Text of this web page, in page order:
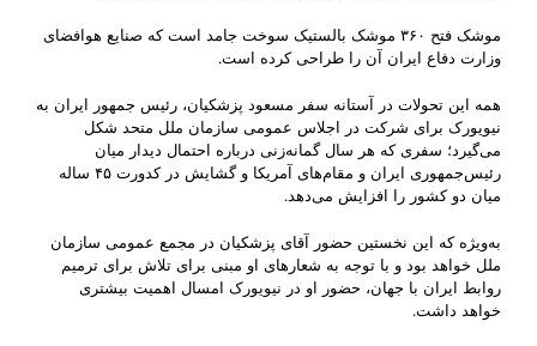
موشک فتح ۳۶۰ موشک بالستیک سوخت جامد است که صنایع هوافضای
وزارت دفاع ایران آن را طراحی کرده است.
همه این تحولات در آستانه سفر مسعود پزشکیان، رئیس جمهور ایران به
نیویورک برای شرکت در اجلاس عمومی سازمان ملل متحد شکل
می‌گیرد؛ سفری که هر سال گمانه‌زنی درباره احتمال دیدار میان
رئیس‌جمهوری ایران و مقام‌های آمریکا و گشایش در کدورت ۴۵ ساله
میان دو کشور را افزایش می‌دهد.
به‌ویژه که این نخستین حضور آقای پزشکیان در مجمع عمومی سازمان
ملل خواهد بود و با توجه به شعارهای او مبنی برای تلاش برای ترمیم
روابط ایران با جهان، حضور او در نیویورک امسال اهمیت‌ بیشتری
خواهد داشت.